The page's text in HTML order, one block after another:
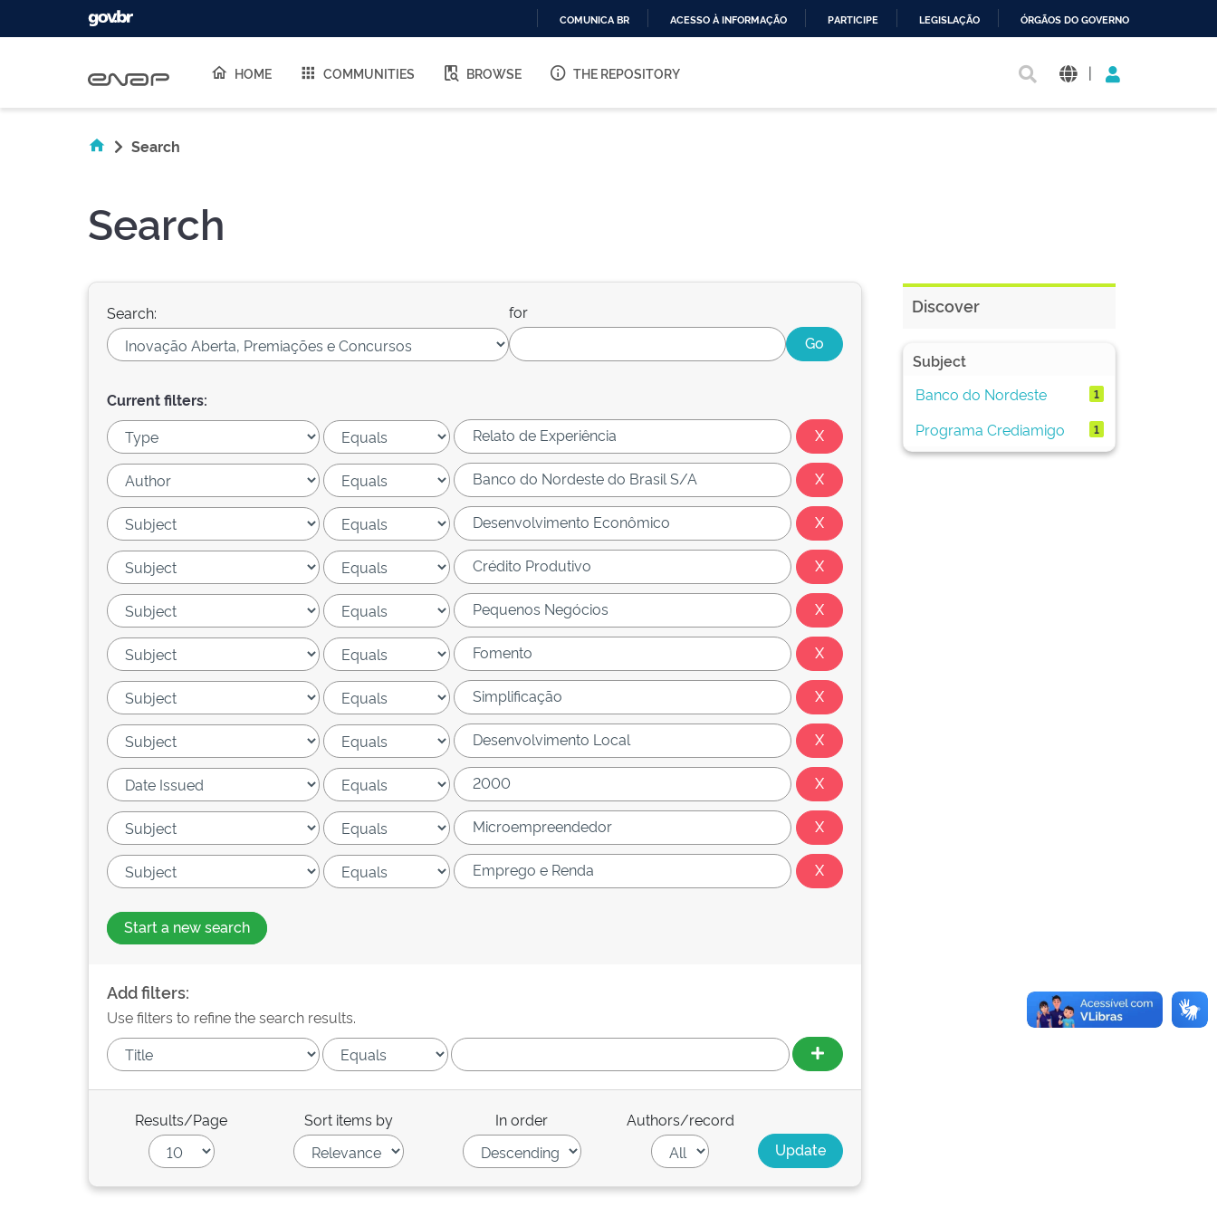
O
COMUNICA BR ACESSO À INFORMAÇÃO PARTICIPE LEGISLAÇÃO ÓRGÃOS DO GOVERNO
HOME COMMUNITIES BROWSE THE REPOSITORY |
Search
Search
Search: for
Current filters:
Start a new search
Add filters:
Use filters to refine the search results.
Results/Page Sort items by In order Authors/record
Discover
Subject
Banco do Nordeste
1
Programa Crediamigo 1